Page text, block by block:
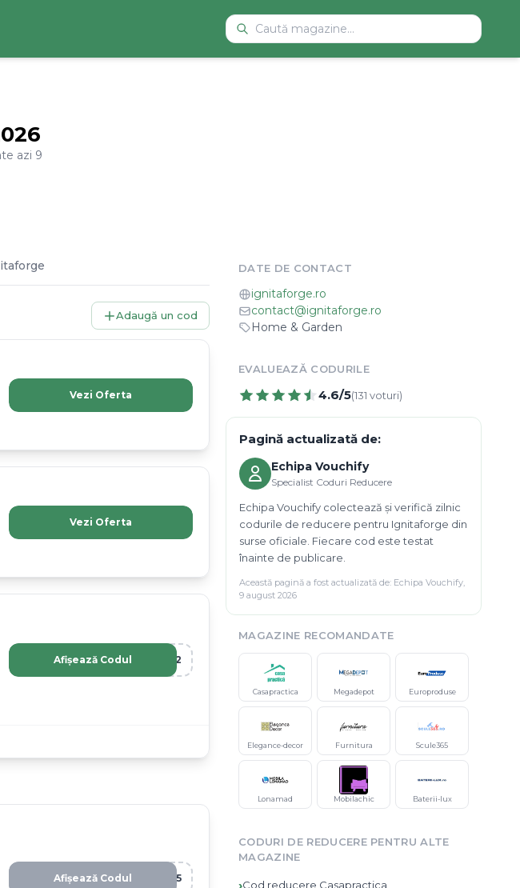
azi 9
Adaugă un cod
Vezi Oferta
Vezi Oferta
R12
Afișează Codul
Y25
Afișează Codul
DATE DE CONTACT
ignitaforge.ro
contact@ignitaforge.ro
Home & Garden
EVALUEAZĂ CODURILE
4.6/5(131 voturi)
Pagină actualizată de:
Echipa Vouchify
Specialist Coduri Reducere
Echipa Vouchify colectează și verifică zilnic
codurile de reducere pentru Ignitaforge din
surse oficiale. Fiecare cod este testat
înainte de publicare.
Această pagină a fost actualizată de: Echipa Vouchify,
9 august 2026
MAGAZINE RECOMANDATE
Casapractica Megadepot Europroduse
Elegance-decor Furnitura Scule365
Lonamad Mobilachic Baterii-lux
CODURI DE REDUCERE PENTRU ALTE
MAGAZINE
›Cod reducere Casapractica